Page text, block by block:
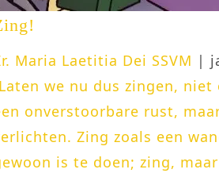
Maria Laetitia Dei SSVM |
we nu dus zingen,
onverstoorbare rust,
Zing zoals een
is te doen; zing,